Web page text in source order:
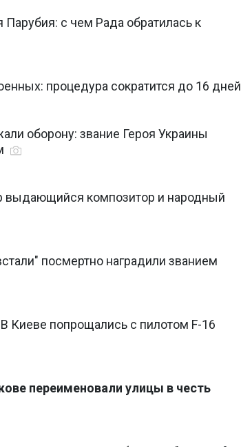
с чем Рада обратилась к
процедура сократится до 16 дней
оборону: звание Героя Украины
выдающийся композитор и народный
посмертно наградили званием
Киеве попрощались с пилотом F-16
переименовали улицы в честь